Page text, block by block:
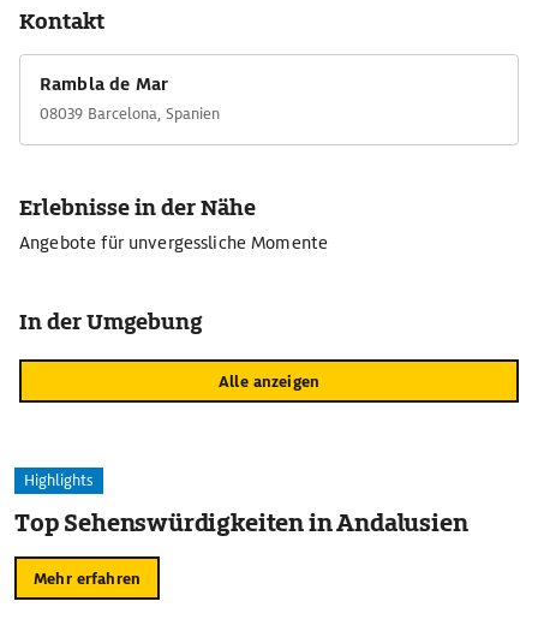
Kontakt
Rambla de Mar
08039 Barcelona, Spanien
Erlebnisse in der Nähe
Angebote für unvergessliche Momente
In der Umgebung
Alle anzeigen
Highlights
Top Sehenswürdigkeiten in Andalusien
Mehr erfahren